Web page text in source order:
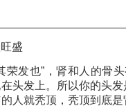
盛
荣发也”，肾和人的骨
头发上。所以你的头
人就秃顶，秃顶到底